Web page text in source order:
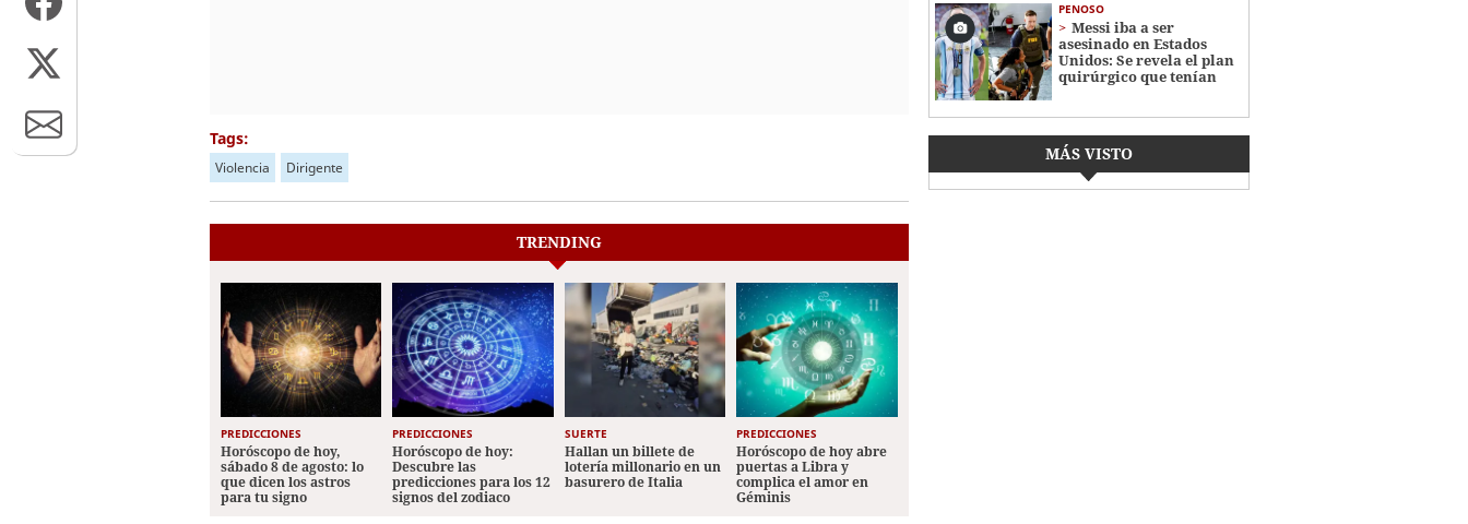
Tags:
Violencia Dirigente
PENOSO
Messi iba a ser
asesinado en Estados
Unidos: Se revela el plan
quirúrgico que tenían
MÁS VISTO
TRENDING
PREDICCIONES
Horóscopo de hoy,
sábado 8 de agosto: lo
que dicen los astros
para tu signo
PREDICCIONES
Horóscopo de hoy:
Descubre las
predicciones para los 12
signos del zodiaco
SUERTE
Hallan un billete de
lotería millonario en un
basurero de Italia
PREDICCIONES
Horóscopo de hoy abre
puertas a Libra y
complica el amor en
Géminis